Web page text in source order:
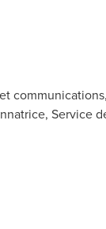
Service